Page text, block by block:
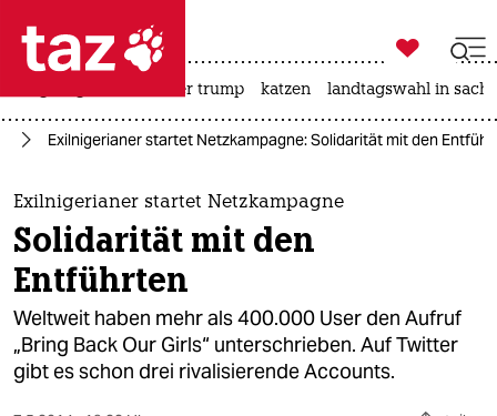
 taz zahl ich
taz zahl ich
themen
politik
öko
gesellschaft

taz zahl ich
usa unter trump katzen landtagswahl in
Exilnigerianer startet Netzkampagne: Solidarität mit den
Exilnigerianer startet Netzkampagne
Solidarität mit den
Entführten
Weltweit haben mehr als 400.000 User den Aufruf
„Bring Back Our Girls“ unterschrieben. Auf Twitter
gibt es schon drei rivalisierende Accounts.